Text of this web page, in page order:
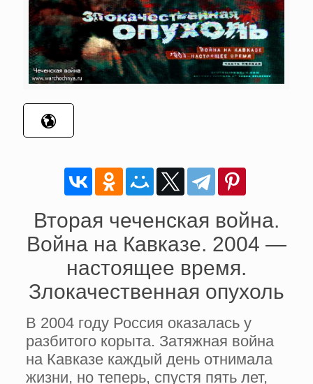
Вторая чеченская война.
Война на Кавказе. 2004 —
настоящее время.
Злокачественная опухоль
В 2004 году Россия оказалась у
разбитого корыта. Затяжная война
на Кавказе каждый день отнимала
жизни, но теперь, спустя пять лет,